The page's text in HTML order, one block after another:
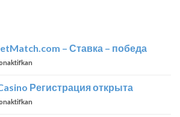
– Ставка – победа
BetMatch.com
Регистрация открыта